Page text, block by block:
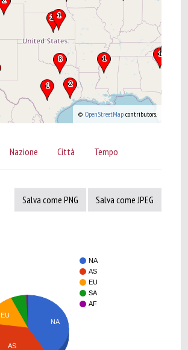
© OpenStreetMap contributors.
Nazione Città Tempo
Salva come PNG Salva come JPEG
NA
AS
EU
SA
AF
NA
EU
AS